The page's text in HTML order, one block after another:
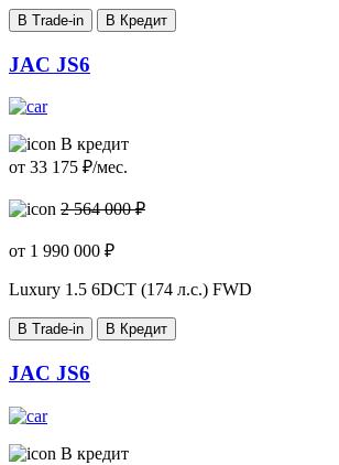
В Trade-in В Кредит
JAC JS6
В кредит
от 33 175 ₽/мес.
2 564 000 ₽
от 1 990 000 ₽
Luxury 1.5 6DCT (174 л.с.) FWD
В Trade-in В Кредит
JAC JS6
В кредит